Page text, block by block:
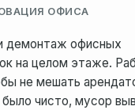
ОФИСА
демонтаж офисных
на целом этаже.
не мешать
чисто, мусор